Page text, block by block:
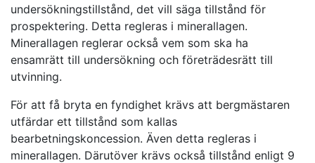
undersökningstillstånd, det vill säga tillstånd för
prospektering. Detta regleras i minerallagen.
Minerallagen reglerar också vem som ska ha
ensamrätt till undersökning och företrädesrätt till
utvinning.
För att få bryta en fyndighet krävs att bergmästaren
utfärdar ett tillstånd som kallas
bearbetningskoncession. Även detta regleras i
minerallagen. Därutöver krävs också tillstånd enligt 9